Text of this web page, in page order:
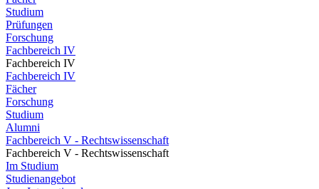
Studium
Prüfungen
Forschung
Fachbereich IV
Fachbereich IV
Fachbereich IV
Fächer
Forschung
Studium
Alumni
Fachbereich V - Rechtswissenschaft
Fachbereich V - Rechtswissenschaft
Im Studium
Studienangebot